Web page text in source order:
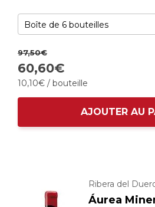
97,50€
60,60€
10,10€ / bouteille
AJOUTER AU
Ribera del
Áurea